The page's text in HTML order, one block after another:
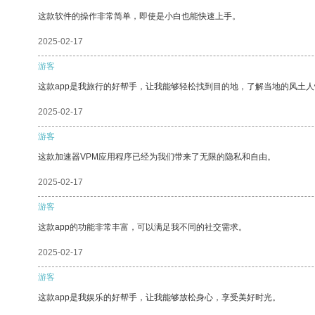
这款软件的操作非常简单，即使是小白也能快速上手。
2025-02-17
游客
这款app是我旅行的好帮手，让我能够轻松找到目的地，了解当地的风土
2025-02-17
游客
这款加速器VPM应用程序已经为我们带来了无限的隐私和自由。
2025-02-17
游客
这款app的功能非常丰富，可以满足我不同的社交需求。
2025-02-17
游客
这款app是我娱乐的好帮手，让我能够放松身心，享受美好时光。